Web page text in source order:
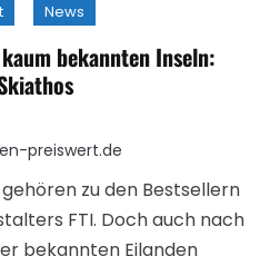
News
bekannten Inseln:
preiswert.de
zu den Bestsellern
FTI. Doch auch nach
bekannten Eilanden